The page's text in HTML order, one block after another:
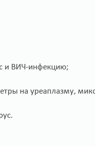
и ВИЧ-инфекцию;
на уреаплазму,